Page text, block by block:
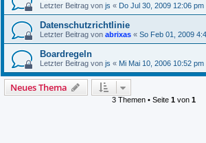
Letzter Beitrag von js « Do Jul 30, 2009 12:06 pm
Datenschutzrichtlinie
Letzter Beitrag von abrixas « So Feb 01, 2009
Boardregeln
Letzter Beitrag von js « Mi Mai 10, 2006 10:52 pm
Neues Thema
3 Themen • Seite 1 von 1